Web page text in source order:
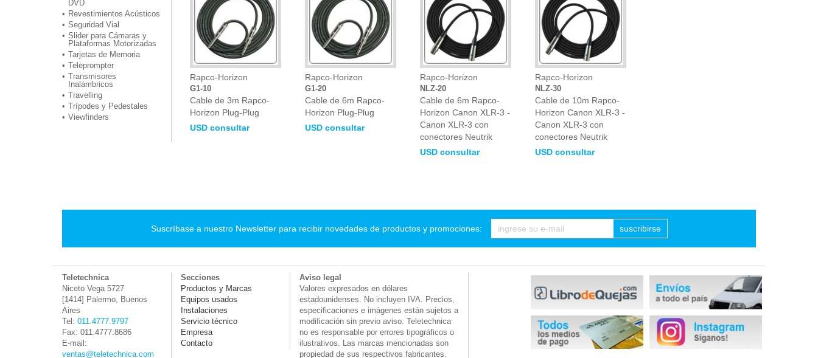
DVD
Revestimientos Acústicos
Seguridad Vial
Slider para Cámaras y
Plataformas Motorizadas
Tarjetas de Memoria
Teleprompter
Transmisores
Inalámbricos
Travelling
Trípodes y Pedestales
Viewfinders
Rapco-Horizon
G1-10
Cable de 3m Rapco-
Horizon Plug-Plug
USD consultar
Rapco-Horizon
G1-20
Cable de 6m Rapco-
Horizon Plug-Plug
USD consultar
Rapco-Horizon
NLZ-20
Cable de 6m Rapco-
Horizon Canon XLR-3 -
Canon XLR-3 con
conectores Neutrik
USD consultar
Rapco-Horizon
NLZ-30
Cable de 10m Rapco-
Horizon Canon XLR-3 -
Canon XLR-3 con
conectores Neutrik
USD consultar
Suscríbase a nuestro Newsletter para recibir novedades de productos y promociones: suscribirse
Teletechnica
Niceto Vega 5727
[1414] Palermo, Buenos
Aires
Tel: 011.4777.9797
Fax: 011.4777.8686
E-mail:
ventas@teletechnica.com
Secciones
Productos y Marcas
Equipos usados
Instalaciones
Servicio técnico
Empresa
Contacto
Aviso legal
Valores expresados en dólares
estadounidenses. No incluyen IVA. Precios,
especificaciones e imágenes están sujetos a
modificación sin previo aviso. Teletechnica
no es responsable por errores tipográficos o
ilustrativos. Las marcas mencionadas son
propiedad de sus respectivos fabricantes.